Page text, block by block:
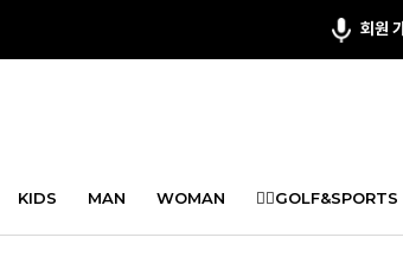
KIDS MAN WOMAN 🏌️‍♂️GOLF&SPORTS